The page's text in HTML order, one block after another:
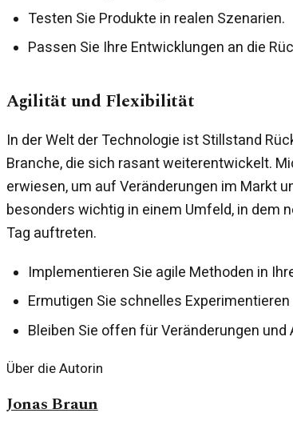
Testen Sie Produkte in realen Szenarien.
Passen Sie Ihre Entwicklungen an die
Agilität und Flexibilität
In der Welt der Technologie ist Stillstand
Branche, die sich rasant weiterentwickelt.
erwiesen, um auf Veränderungen im Markt
besonders wichtig in einem Umfeld, in dem
Tag auftreten.
Implementieren Sie agile Methoden in
Ermutigen Sie schnelles Experimentieren
Bleiben Sie offen für Veränderungen und
Über die Autorin
Jonas Braun